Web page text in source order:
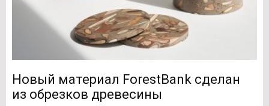
Новый материал ForestBank сделан
из обрезков древесины